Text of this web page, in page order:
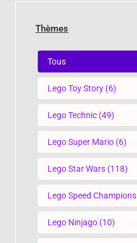
Thèmes
Thèmes
Tous
Lego Toy Story (6)
Lego Technic (49)
Lego Super Mario (6)
Lego Star Wars (118)
Lego Speed Champions
Lego Ninjago (10)